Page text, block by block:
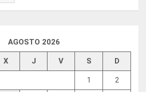
AGOSTO 2026
X J V S D
1 2